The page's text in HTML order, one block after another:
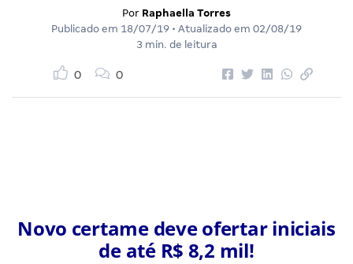
Por Raphaella Torres
Publicado em 18/07/19 • Atualizado em 02/08/19
3 min. de leitura
0 0
Novo certame deve ofertar iniciais
de até R$ 8,2 mil!